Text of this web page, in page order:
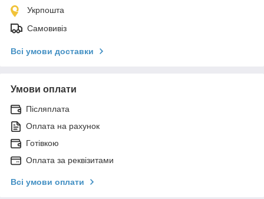
Укрпошта
Самовивіз
Всі умови доставки
Умови оплати
Післяплата
Оплата на рахунок
Готівкою
Оплата за реквізитами
Всі умови оплати